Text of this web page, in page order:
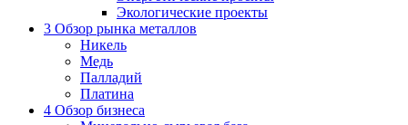
Экологические проекты
3 Обзор рынка металлов
Никель
Медь
Палладий
Платина
4 Обзор бизнеса